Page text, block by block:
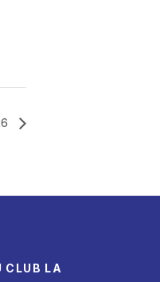
CLUB LA